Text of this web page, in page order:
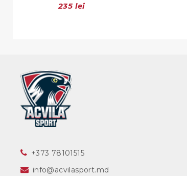
235 lei
‎+373 78101515
info@acvilasport.md